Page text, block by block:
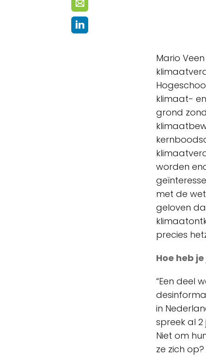
Mario
klimaat-
grond
worden
met de
geloven
precies
Hoe heb
“Een deel
in
spreek al
Niet om
ze zich